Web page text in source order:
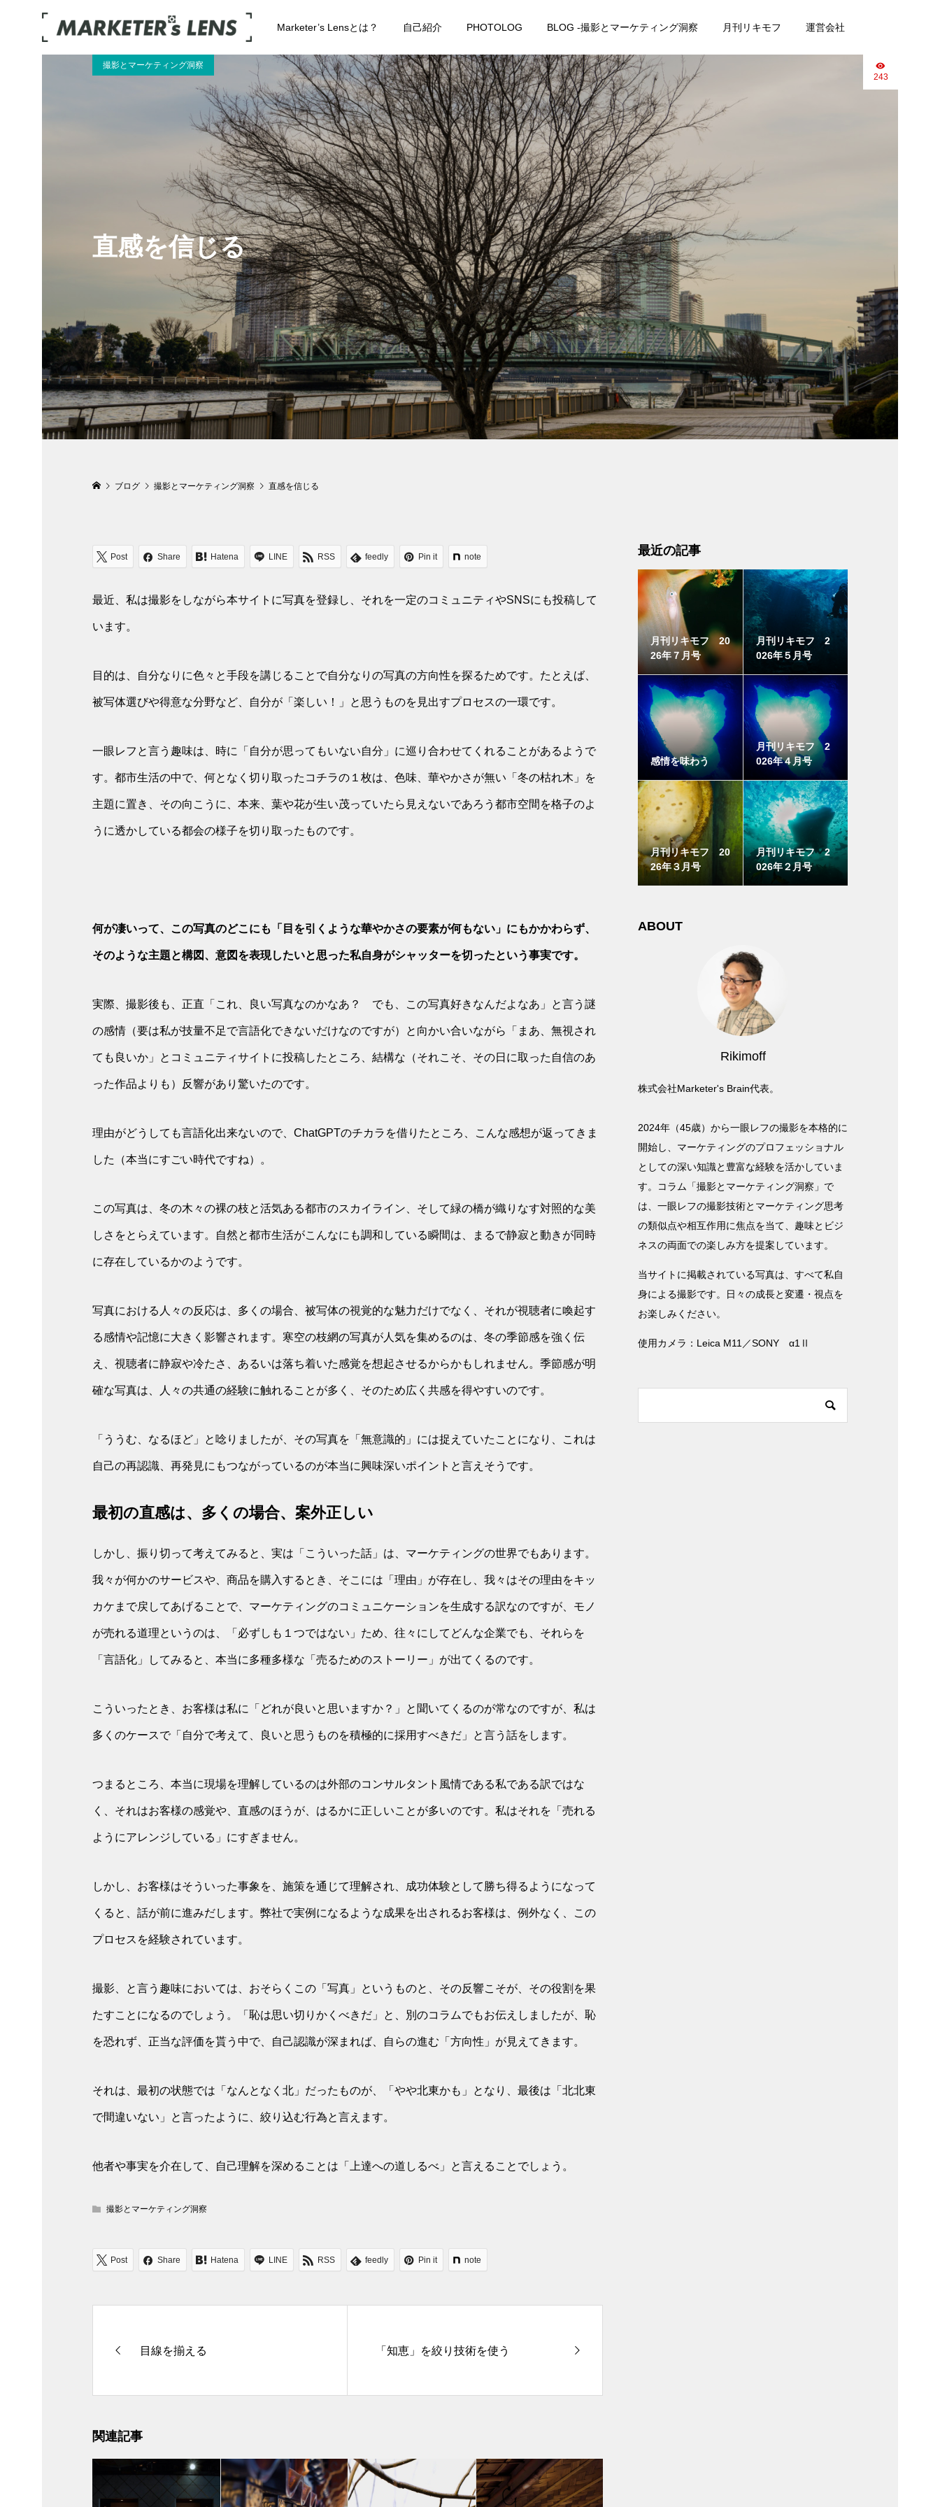
Marketer’s Lensとは？ 自己紹介 PHOTOLOG BLOG -撮影とマーケティング洞察 月刊リキモフ 運営会社
直感を信じる
撮影とマーケティング洞察
243
ブログ 撮影とマーケティング洞察 直感を信じる
Post Share Hatena LINE RSS feedly Pin it note
最近、私は撮影をしながら本サイトに写真を登録し、それを一定のコミュニティやSNSにも投稿して
います。
目的は、自分なりに色々と手段を講じることで自分なりの写真の方向性を探るためです。たとえば、
被写体選びや得意な分野など、自分が「楽しい！」と思うものを見出すプロセスの一環です。
一眼レフと言う趣味は、時に「自分が思ってもいない自分」に巡り合わせてくれることがあるようで
す。都市生活の中で、何となく切り取ったコチラの１枚は、色味、華やかさが無い「冬の枯れ木」を
主題に置き、その向こうに、本来、葉や花が生い茂っていたら見えないであろう都市空間を格子のよ
うに透かしている都会の様子を切り取ったものです。
何が凄いって、この写真のどこにも「目を引くような華やかさの要素が何もない」にもかかわらず、
そのような主題と構図、意図を表現したいと思った私自身がシャッターを切ったという事実です。
実際、撮影後も、正直「これ、良い写真なのかなあ？ でも、この写真好きなんだよなあ」と言う謎
の感情（要は私が技量不足で言語化できないだけなのですが）と向かい合いながら「まあ、無視され
ても良いか」とコミュニティサイトに投稿したところ、結構な（それこそ、その日に取った自信のあ
った作品よりも）反響があり驚いたのです。
理由がどうしても言語化出来ないので、ChatGPTのチカラを借りたところ、こんな感想が返ってきま
した（本当にすごい時代ですね）。
この写真は、冬の木々の裸の枝と活気ある都市のスカイライン、そして緑の橋が織りなす対照的な美
しさをとらえています。自然と都市生活がこんなにも調和している瞬間は、まるで静寂と動きが同時
に存在しているかのようです。
写真における人々の反応は、多くの場合、被写体の視覚的な魅力だけでなく、それが視聴者に喚起す
る感情や記憶に大きく影響されます。寒空の枝網の写真が人気を集めるのは、冬の季節感を強く伝
え、視聴者に静寂や冷たさ、あるいは落ち着いた感覚を想起させるからかもしれません。季節感が明
確な写真は、人々の共通の経験に触れることが多く、そのため広く共感を得やすいのです。
「ううむ、なるほど」と唸りましたが、その写真を「無意識的」には捉えていたことになり、これは
自己の再認識、再発見にもつながっているのが本当に興味深いポイントと言えそうです。
最初の直感は、多くの場合、案外正しい
しかし、振り切って考えてみると、実は「こういった話」は、マーケティングの世界でもあります。
我々が何かのサービスや、商品を購入するとき、そこには「理由」が存在し、我々はその理由をキッ
カケまで戻してあげることで、マーケティングのコミュニケーションを生成する訳なのですが、モノ
が売れる道理というのは、「必ずしも１つではない」ため、往々にしてどんな企業でも、それらを
「言語化」してみると、本当に多種多様な「売るためのストーリー」が出てくるのです。
こういったとき、お客様は私に「どれが良いと思いますか？」と聞いてくるのが常なのですが、私は
多くのケースで「自分で考えて、良いと思うものを積極的に採用すべきだ」と言う話をします。
つまるところ、本当に現場を理解しているのは外部のコンサルタント風情である私である訳ではな
く、それはお客様の感覚や、直感のほうが、はるかに正しいことが多いのです。私はそれを「売れる
ようにアレンジしている」にすぎません。
しかし、お客様はそういった事象を、施策を通じて理解され、成功体験として勝ち得るようになって
くると、話が前に進みだします。弊社で実例になるような成果を出されるお客様は、例外なく、この
プロセスを経験されています。
撮影、と言う趣味においては、おそらくこの「写真」というものと、その反響こそが、その役割を果
たすことになるのでしょう。「恥は思い切りかくべきだ」と、別のコラムでもお伝えしましたが、恥
を恐れず、正当な評価を貰う中で、自己認識が深まれば、自らの進む「方向性」が見えてきます。
それは、最初の状態では「なんとなく北」だったものが、「やや北東かも」となり、最後は「北北東
で間違いない」と言ったように、絞り込む行為と言えます。
他者や事実を介在して、自己理解を深めることは「上達への道しるべ」と言えることでしょう。
撮影とマーケティング洞察
Post Share Hatena LINE RSS feedly Pin it note
目線を揃える 「知恵」を絞り技術を使う
関連記事
最近の記事
月刊リキモフ 20
26年７月号
月刊リキモフ 2
026年５月号
感情を味わう
月刊リキモフ 2
026年４月号
月刊リキモフ 20
26年３月号
月刊リキモフ 2
026年２月号
ABOUT
Rikimoff
株式会社Marketer's Brain代表。
2024年（45歳）から一眼レフの撮影を本格的に
開始し、マーケティングのプロフェッショナル
としての深い知識と豊富な経験を活かしていま
す。コラム「撮影とマーケティング洞察」で
は、一眼レフの撮影技術とマーケティング思考
の類似点や相互作用に焦点を当て、趣味とビジ
ネスの両面での楽しみ方を提案しています。
当サイトに掲載されている写真は、すべて私自
身による撮影です。日々の成長と変遷・視点を
お楽しみください。
使用カメラ：Leica M11／SONY α1Ⅱ